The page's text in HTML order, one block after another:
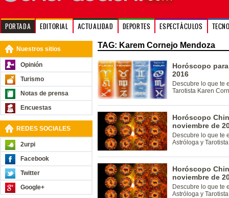
PORTADA EDITORIAL ACTUALIDAD DEPORTES ESPECTÁCULOS
Nuestros sitios
Opinión
Turismo
Notas de prensa
Encuestas
REDES SOCIALES
2urpi
Facebook
Twitter
Google+
TAG: Karem Cornejo Mendoza
Horóscopo
2016
Descubre lo que te
Tarotista Karen
Horóscopo
noviembre de
Descubre lo que te
Astróloga y
Horóscopo
noviembre de
Descubre lo que te
Astróloga y